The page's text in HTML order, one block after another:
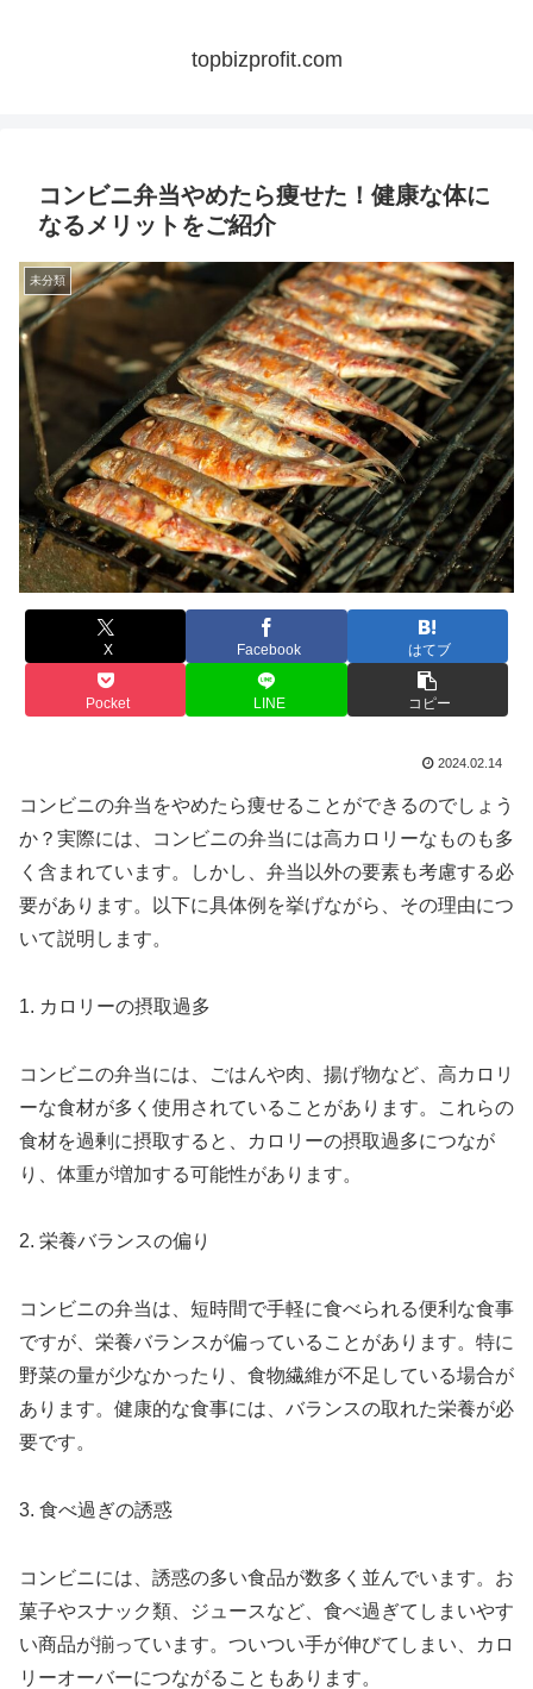
topbizprofit.com
コンビニ弁当やめたら痩せた！健康な体に
なるメリットをご紹介
未分類
X Facebook はてブ
Pocket LINE コピー
2024.02.14
コンビニの弁当をやめたら痩せることができるのでしょう
か？実際には、コンビニの弁当には高カロリーなものも多
く含まれています。しかし、弁当以外の要素も考慮する必
要があります。以下に具体例を挙げながら、その理由につ
いて説明します。
1. カロリーの摂取過多
コンビニの弁当には、ごはんや肉、揚げ物など、高カロリ
ーな食材が多く使用されていることがあります。これらの
食材を過剰に摂取すると、カロリーの摂取過多につなが
り、体重が増加する可能性があります。
2. 栄養バランスの偏り
コンビニの弁当は、短時間で手軽に食べられる便利な食事
ですが、栄養バランスが偏っていることがあります。特に
野菜の量が少なかったり、食物繊維が不足している場合が
あります。健康的な食事には、バランスの取れた栄養が必
要です。
3. 食べ過ぎの誘惑
コンビニには、誘惑の多い食品が数多く並んでいます。お
菓子やスナック類、ジュースなど、食べ過ぎてしまいやす
い商品が揃っています。ついつい手が伸びてしまい、カロ
リーオーバーにつながることもあります。